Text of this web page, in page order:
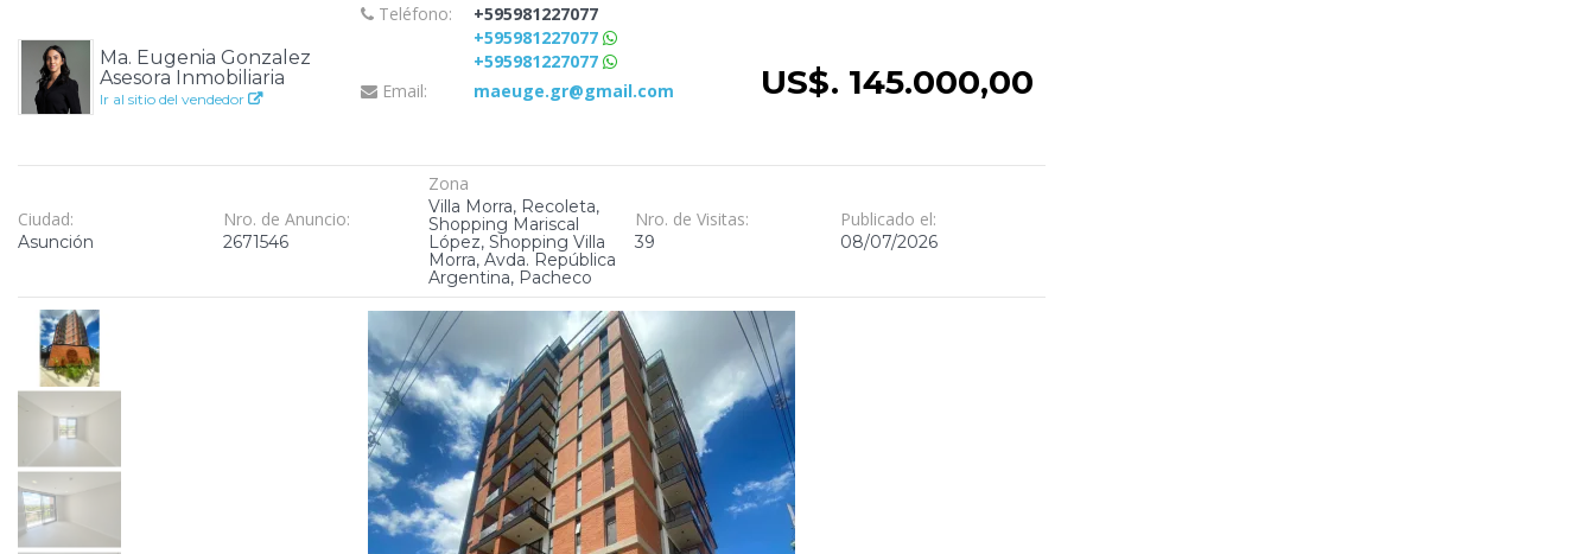
Ma. Eugenia Gonzalez
Asesora Inmobiliaria
Ir al sitio del vendedor
Teléfono:
+595981227077
+595981227077
+595981227077
Email:
maeuge.gr@gmail.com US$. 145.000,00
Ciudad:
Asunción
Nro. de Anuncio:
2671546
Zona
Villa Morra, Recoleta,
Shopping Mariscal
López, Shopping Villa
Morra, Avda. República
Argentina, Pacheco
Nro. de Visitas:
39
Publicado el:
08/07/2026